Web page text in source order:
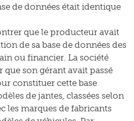
de données était identique
que le producteur avait
de sa base de données des
ou financier. La société
son gérant avait passé
constituer cette base
de jantes, classées selon
les marques de fabricants